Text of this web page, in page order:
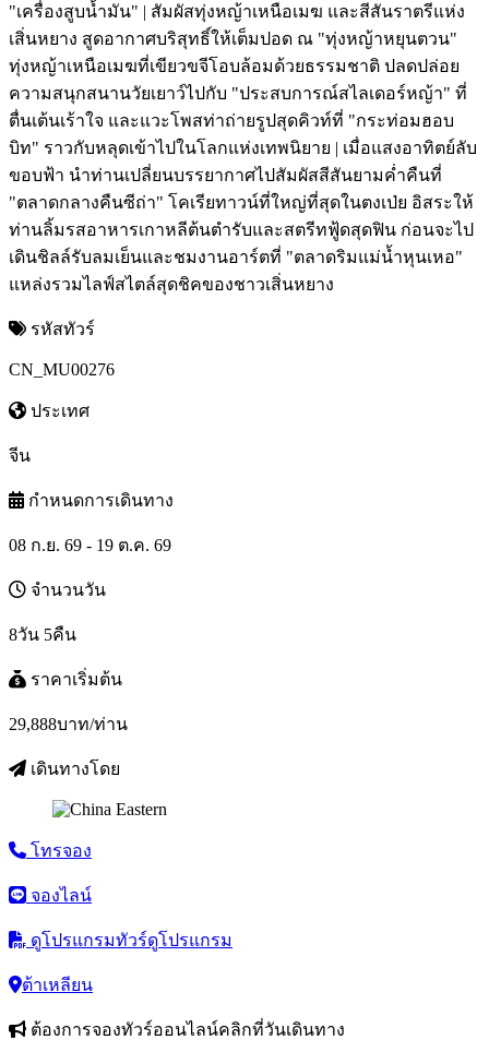
"เครื่องสูบน้ำมัน" | สัมผัสทุ่งหญ้าเหนือเมฆ และสีสันราตรีแห่ง
เสิ่นหยาง สูดอากาศบริสุทธิ์ให้เต็มปอด ณ "ทุ่งหญ้าหยุนตวน"
ทุ่งหญ้าเหนือเมฆที่เขียวขจีโอบล้อมด้วยธรรมชาติ ปลดปล่อย
ความสนุกสนานวัยเยาว์ไปกับ "ประสบการณ์สไลเดอร์หญ้า" ที่
ตื่นเต้นเร้าใจ และแวะโพสท่าถ่ายรูปสุดคิวท์ที่ "กระท่อมฮอบ
บิท" ราวกับหลุดเข้าไปในโลกแห่งเทพนิยาย | เมื่อแสงอาทิตย์ลับ
ขอบฟ้า นำท่านเปลี่ยนบรรยากาศไปสัมผัสสีสันยามค่ำคืนที่
"ตลาดกลางคืนซีถ่า" โคเรียทาวน์ที่ใหญ่ที่สุดในตงเป่ย อิสระให้
ท่านลิ้มรสอาหารเกาหลีต้นตำรับและสตรีทฟู้ดสุดฟิน ก่อนจะไป
เดินชิลล์รับลมเย็นและชมงานอาร์ตที่ "ตลาดริมแม่น้ำหุนเหอ"
แหล่งรวมไลฟ์สไตล์สุดชิคของชาวเสิ่นหยาง
รหัสทัวร์
CN_MU00276
ประเทศ
จีน
กำหนดการเดินทาง
08 ก.ย. 69 - 19 ต.ค. 69
จำนวนวัน
8วัน 5คืน
ราคาเริ่มต้น
29,888บาท/ท่าน
เดินทางโดย
โทรจอง
จองไลน์
ดูโปรแกรมทัวร์ดูโปรแกรม
ต้าเหลียน
ต้องการจองทัวร์ออนไลน์คลิกที่วันเดินทาง